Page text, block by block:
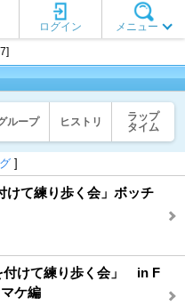
メニュー
ログイン
ループ ヒストリ
ラップ
タイム
]
けて練り歩く会」ボッチ
けて練り歩く会」 in F
ケ編